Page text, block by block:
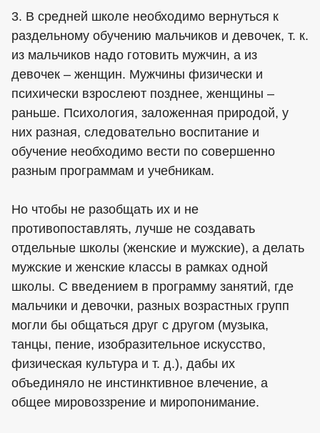
3. В средней школе необходимо вернуться к
раздельному обучению мальчиков и девочек, т. к.
из мальчиков надо готовить мужчин, а из
девочек – женщин. Мужчины физически и
психически взрослеют позднее, женщины –
раньше. Психология, заложенная природой, у
них разная, следовательно воспитание и
обучение необходимо вести по совершенно
разным программам и учебникам.
Но чтобы не разобщать их и не
противопоставлять, лучше не создавать
отдельные школы (женские и мужские), а делать
мужские и женские классы в рамках одной
школы. С введением в программу занятий, где
мальчики и девочки, разных возрастных групп
могли бы общаться друг с другом (музыка,
танцы, пение, изобразительное искусство,
физическая культура и т. д.), дабы их
объединяло не инстинктивное влечение, а
общее мировоззрение и миропонимание.